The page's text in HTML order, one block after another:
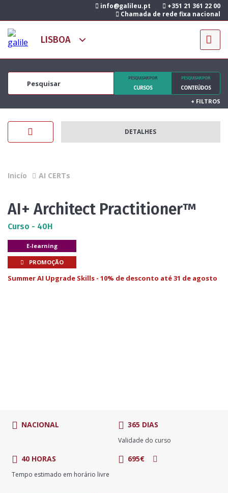
info@galileu.pt
+351 21 361 22 00
Chamada de rede fixa nacional
PESQUISAR POR
CURSOS
PESQUISAR POR
CONTEÚDOS
+ FILTROS
DETALHES
Inicío AI CERTs
AI+ Architect Practitioner™
Curso - 40H
E-learning
PROMOÇÃO
Summer AI Upgrade Skills - 10% de desconto até 31 de agosto
NACIONAL 365 DIAS
Validade do curso
40 HORAS
Tempo estimado em horário livre
695€